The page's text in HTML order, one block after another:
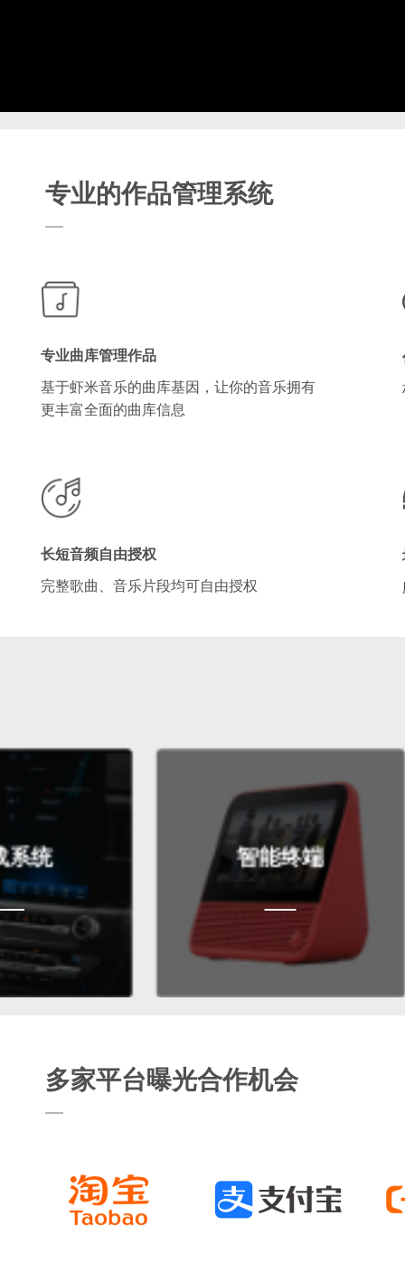
专业的作品管理系统
专业曲库管理作品
基于虾米音乐的曲库基因，让你的音乐拥有
更丰富全面的曲库信息
长短音频自由授权
完整歌曲、音乐片段均可自由授权
智能终端
多家平台曝光合作机会